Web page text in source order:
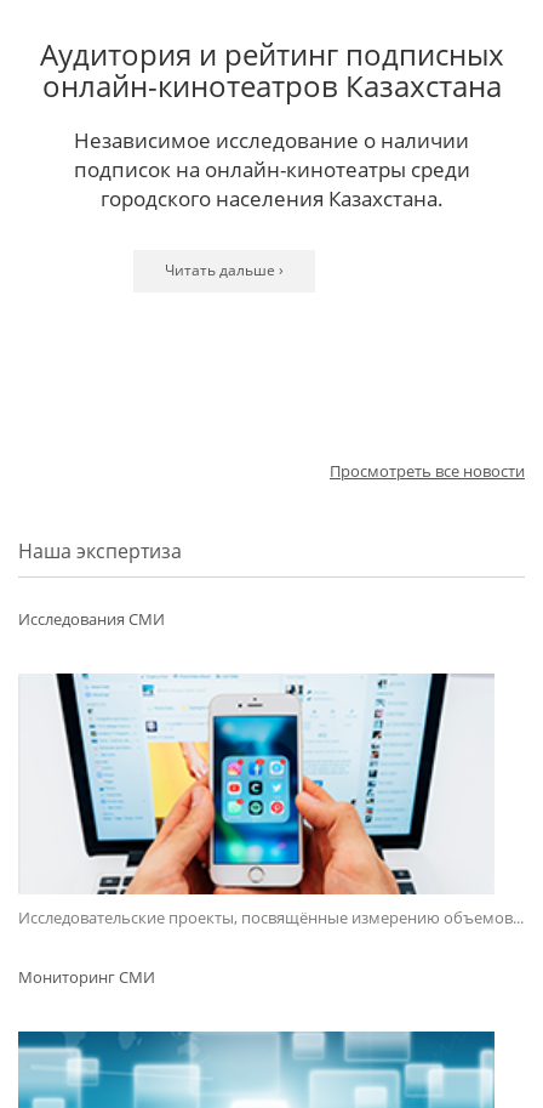
Аудитория и рейтинг подписных
онлайн-кинотеатров Казахстана
Независимое исследование о наличии
подписок на онлайн-кинотеатры среди
городского населения Казахстана.
Читать дальше ›
Читать дальше ›
Читать дальше ›
Читать дальше ›
Просмотреть все новости
Наша экспертиза
Исследования СМИ
Исследовательские проекты, посвящённые измерению объемов...
Мониторинг СМИ